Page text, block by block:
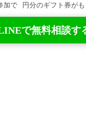
加で 円分のギフト券がも
で無料相談す